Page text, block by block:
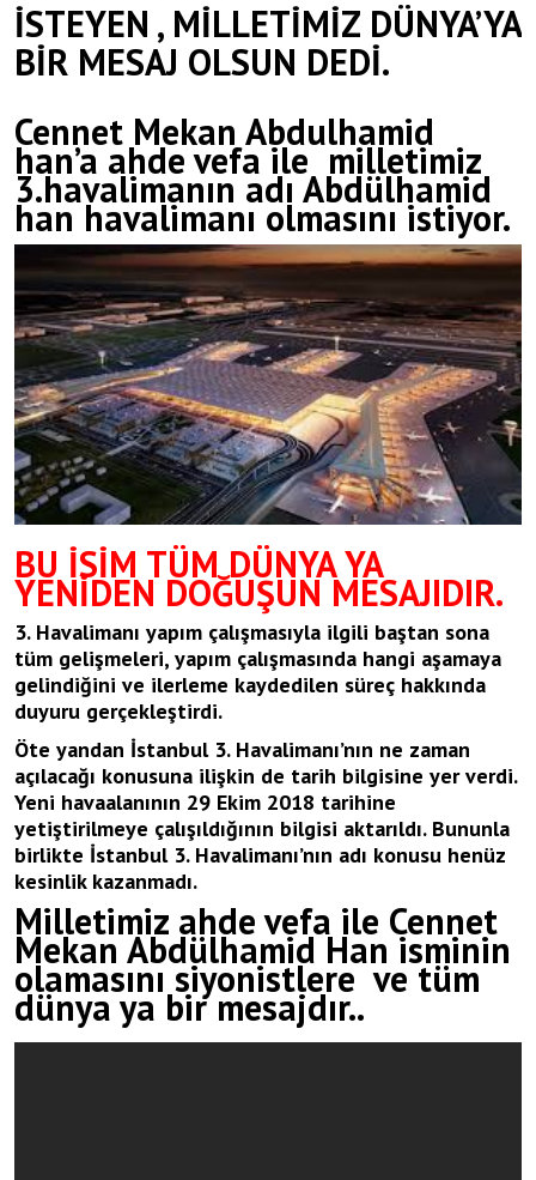
İSTEYEN , MİLLETİMİZ DÜNYA’YA
BİR MESAJ OLSUN DEDİ.
Cennet Mekan Abdulhamid
han’a ahde vefa ile milletimiz
3.havalimanın adı Abdülhamid
han havalimanı olmasını istiyor.
BU İSİM TÜM DÜNYA YA
YENİDEN DOĞUŞUN MESAJIDIR.
3. Havalimanı yapım çalışmasıyla ilgili baştan sona
tüm gelişmeleri, yapım çalışmasında hangi aşamaya
gelindiğini ve ilerleme kaydedilen süreç hakkında
duyuru gerçekleştirdi.
Öte yandan İstanbul 3. Havalimanı’nın ne zaman
açılacağı konusuna ilişkin de tarih bilgisine yer verdi.
Yeni havaalanının 29 Ekim 2018 tarihine
yetiştirilmeye çalışıldığının bilgisi aktarıldı. Bununla
birlikte İstanbul 3. Havalimanı’nın adı konusu henüz
kesinlik kazanmadı.
Milletimiz ahde vefa ile Cennet
Mekan Abdülhamid Han isminin
olamasını siyonistlere ve tüm
dünya ya bir mesajdır..